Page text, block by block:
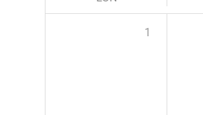
1